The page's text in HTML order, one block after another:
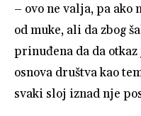
– ovo ne valja, pa ako
od muke, ali da zbog
prinuđena da da
osnova društva kao
svaki sloj iznad nje